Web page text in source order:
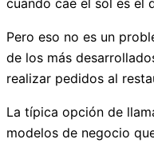
Pero eso no es un
de los más
realizar pedidos al
La típica opción de
modelos de negocio